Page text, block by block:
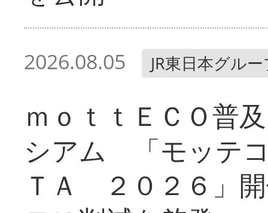
2026.08.05 JR東日本グル
ｍｏｔｔＥＣＯ普
シアム 「モッテ
ＴＡ ２０２６」